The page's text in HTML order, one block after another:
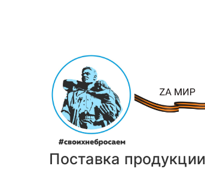
Поставка продукции